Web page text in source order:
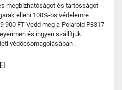
megbízhatóságot és tartósságot
elleni 100%-os védelemre
900 FT Vedd meg a Polaroid P8317
és ingyen szállítjuk
védőcsomagolásában .